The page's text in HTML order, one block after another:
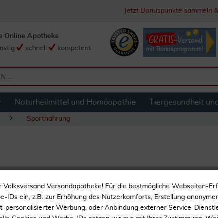
Jetzt Bonuspunkte sammeln
Online Apotheke
schnell kompetent
Naturheilmittel und Homöopathie Tiergesundheit
Sportnahrung
Protein Riegel
Reich an Eiweiß
Versandapotheke! Für die bestmögliche Webseiten-
IDs ein, z.B. zur Erhöhung des Nutzerkomforts, Erstellung
personalisierter Werbung, oder Anbindung externer Service-